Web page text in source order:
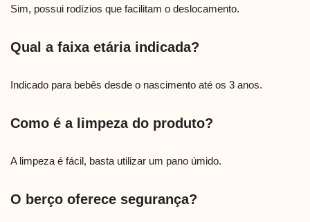
Sim, possui rodízios que facilitam o deslocamento.
Qual a faixa etária indicada?
Indicado para bebês desde o nascimento até os 3 anos.
Como é a limpeza do produto?
A limpeza é fácil, basta utilizar um pano úmido.
O berço oferece segurança?